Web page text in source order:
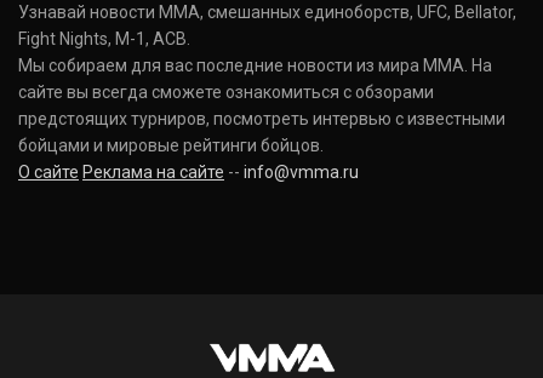
Donald Cerrone
(36-15-0, 1)
Исраэль Адесанья
Israel Adesanya
(19-0-0, 0)
Узнавай новости ММА, смешанных единоборств, UFC, Bellator,
Fight Nights, M-1, ACB.
Мы собираем для вас последние новости из мира ММА. На
сайте вы всегда сможете ознакомиться с обзорами
предстоящих турниров, посмотреть интервью с известными
бойцами и мировые рейтинги бойцов.
О сайте Реклама на сайте -- info@vmma.ru